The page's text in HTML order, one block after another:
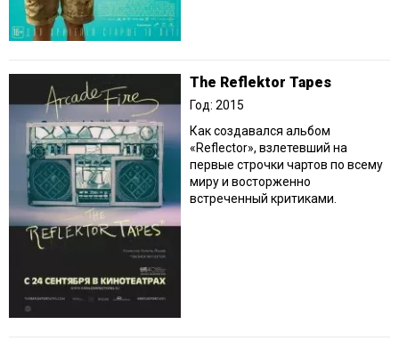
The Reflektor Tapes
Год: 2015
Как создавался альбом
«Reflector», взлетевший на
первые строчки чартов по всему
миру и восторженно
встреченный критиками.